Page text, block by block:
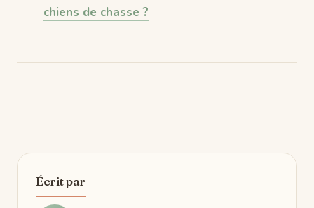
chiens de chasse ?
Écrit par